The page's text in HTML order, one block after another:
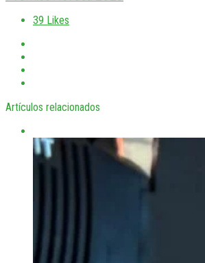
39 Likes
Artículos relacionados